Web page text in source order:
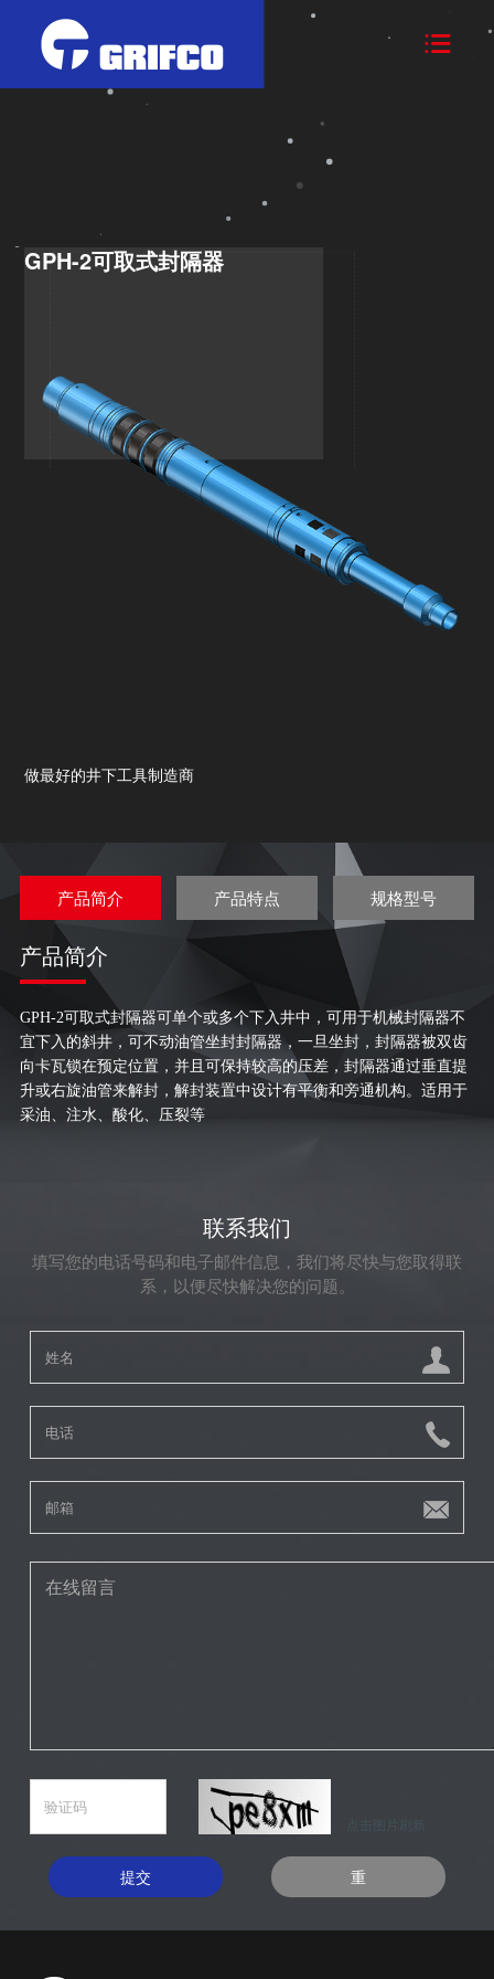

GPH-2可取式封隔器
做最好的井下工具制造商
产品简介 产品特点 规格型号
产品简介
GPH-2可取式封隔器可单个或多个下入井中，可用于机械封隔器不
宜下入的斜井，可不动油管坐封封隔器，一旦坐封，封隔器被双齿
向卡瓦锁在预定位置，并且可保持较高的压差，封隔器通过垂直提
升或右旋油管来解封，解封装置中设计有平衡和旁通机构。适用于
采油、注水、酸化、压裂等
联系我们
填写您的电话号码和电子邮件信息，我们将尽快与您取得联
系，以便尽快解决您的问题。
提交 重